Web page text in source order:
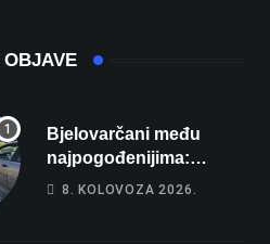
OBJAVE
Bjelovarčani među
najpogođenijima:
Gorivo im pojede
8. KOLOVOZA 2026.